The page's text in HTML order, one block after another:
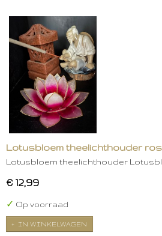
Lotusbloem theelichthouder
Lotusbloem theelichthouder
€ 12,99
✓ Op voorraad
IN WINKELWAGEN